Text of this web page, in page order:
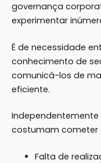
governança
experimentar
É de necessidade
conhecimento de
comunicá-los de
eficiente.
costumam cometer
Falta de